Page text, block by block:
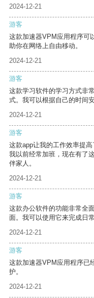
2024-12-21
游客
这款加速器VPM应用程序可
助你在网络上自由移动。
2024-12-21
游客
这款学习软件的学习方式非
式。我可以根据自己的时间
2024-12-21
游客
这款app让我的工作效率提
我以前经常加班，现在有了
伴家人。
2024-12-21
游客
这款办公软件的功能非常全
面。我可以使用它来完成日
2024-12-21
游客
这款加速器VPM应用程序已
护。
2024-12-21